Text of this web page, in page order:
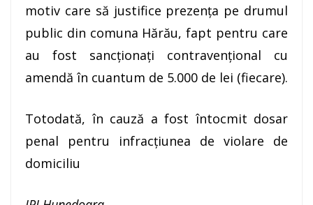
motiv care să justifice prezența pe drumul
public din comuna Hărău, fapt pentru care
au fost sancționați contravențional cu
amendă în cuantum de 5.000 de lei (fiecare).
Totodată, în cauză a fost întocmit dosar
penal pentru infracțiunea de violare de
domiciliu